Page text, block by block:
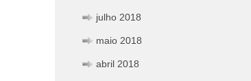
julho 2018
maio 2018
abril 2018